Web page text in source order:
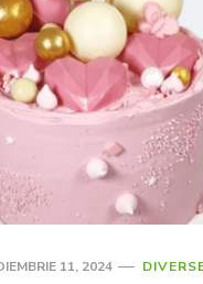
11, 2024